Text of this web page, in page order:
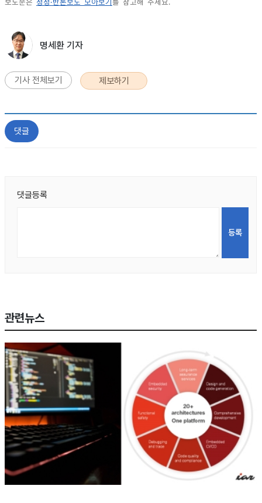
보도문은 정정·반론보도 모아보기 를 참고해 주세요.
명세환 기자
기사 전체보기 제보하기
댓글
댓글등록
관련뉴스